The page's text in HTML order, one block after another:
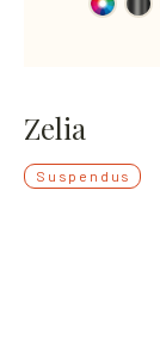
Zelia
Suspendus